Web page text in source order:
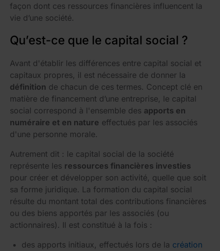
façon dont ces ressources financières influencent la
vie d’une société.
Qu’est-ce que le capital social ?
Avant d'établir les différences entre capital social et
capitaux propres, il est nécessaire de donner la
définition de chacun de ces termes. Concept clé en
matière de financement d’une entreprise, le capital
social correspond à l'ensemble des apports en
numéraire et en nature effectués par les associés
d'une personne morale.
Autrement dit : le capital social de la société
représente les ressources financières investies
pour créer et développer son activité, quelle que soit
sa forme juridique. La formation du capital social
résulte du montant total des contributions financières
ou des biens apportés par les associés (ou
actionnaires). Il est constitué à la fois :
des apports initiaux, effectués lors de la création